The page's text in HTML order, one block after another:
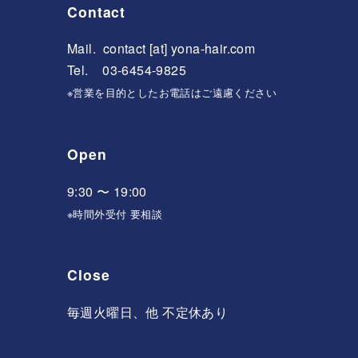
Contact
Mail. contact [at] yona-hair.com
Tel. 03-6454-9825
※営業を目的としたお電話はご遠慮ください
Open
9:30 〜 19:00
※時間外受付 要相談
Close
毎週火曜日、他 不定休あり